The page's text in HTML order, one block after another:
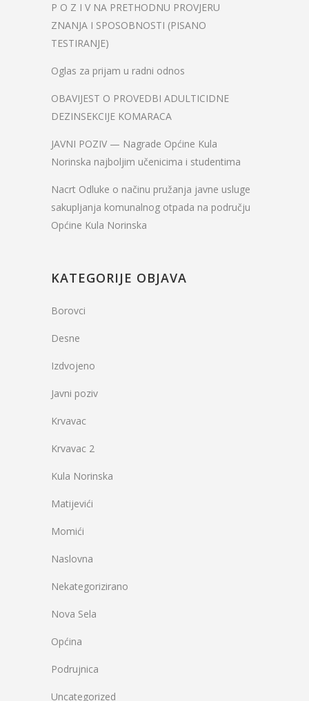
P O Z I V NA PRETHODNU PROVJERU
ZNANJA I SPOSOBNOSTI (PISANO
TESTIRANJE)
Oglas za prijam u radni odnos
OBAVIJEST O PROVEDBI ADULTICIDNE
DEZINSEKCIJE KOMARACA
JAVNI POZIV — Nagrade Općine Kula
Norinska najboljim učenicima i studentima
Nacrt Odluke o načinu pružanja javne usluge
sakupljanja komunalnog otpada na području
Općine Kula Norinska
KATEGORIJE OBJAVA
Borovci
Desne
Izdvojeno
Javni poziv
Krvavac
Krvavac 2
Kula Norinska
Matijevići
Momići
Naslovna
Nekategorizirano
Nova Sela
Općina
Podrujnica
Uncategorized